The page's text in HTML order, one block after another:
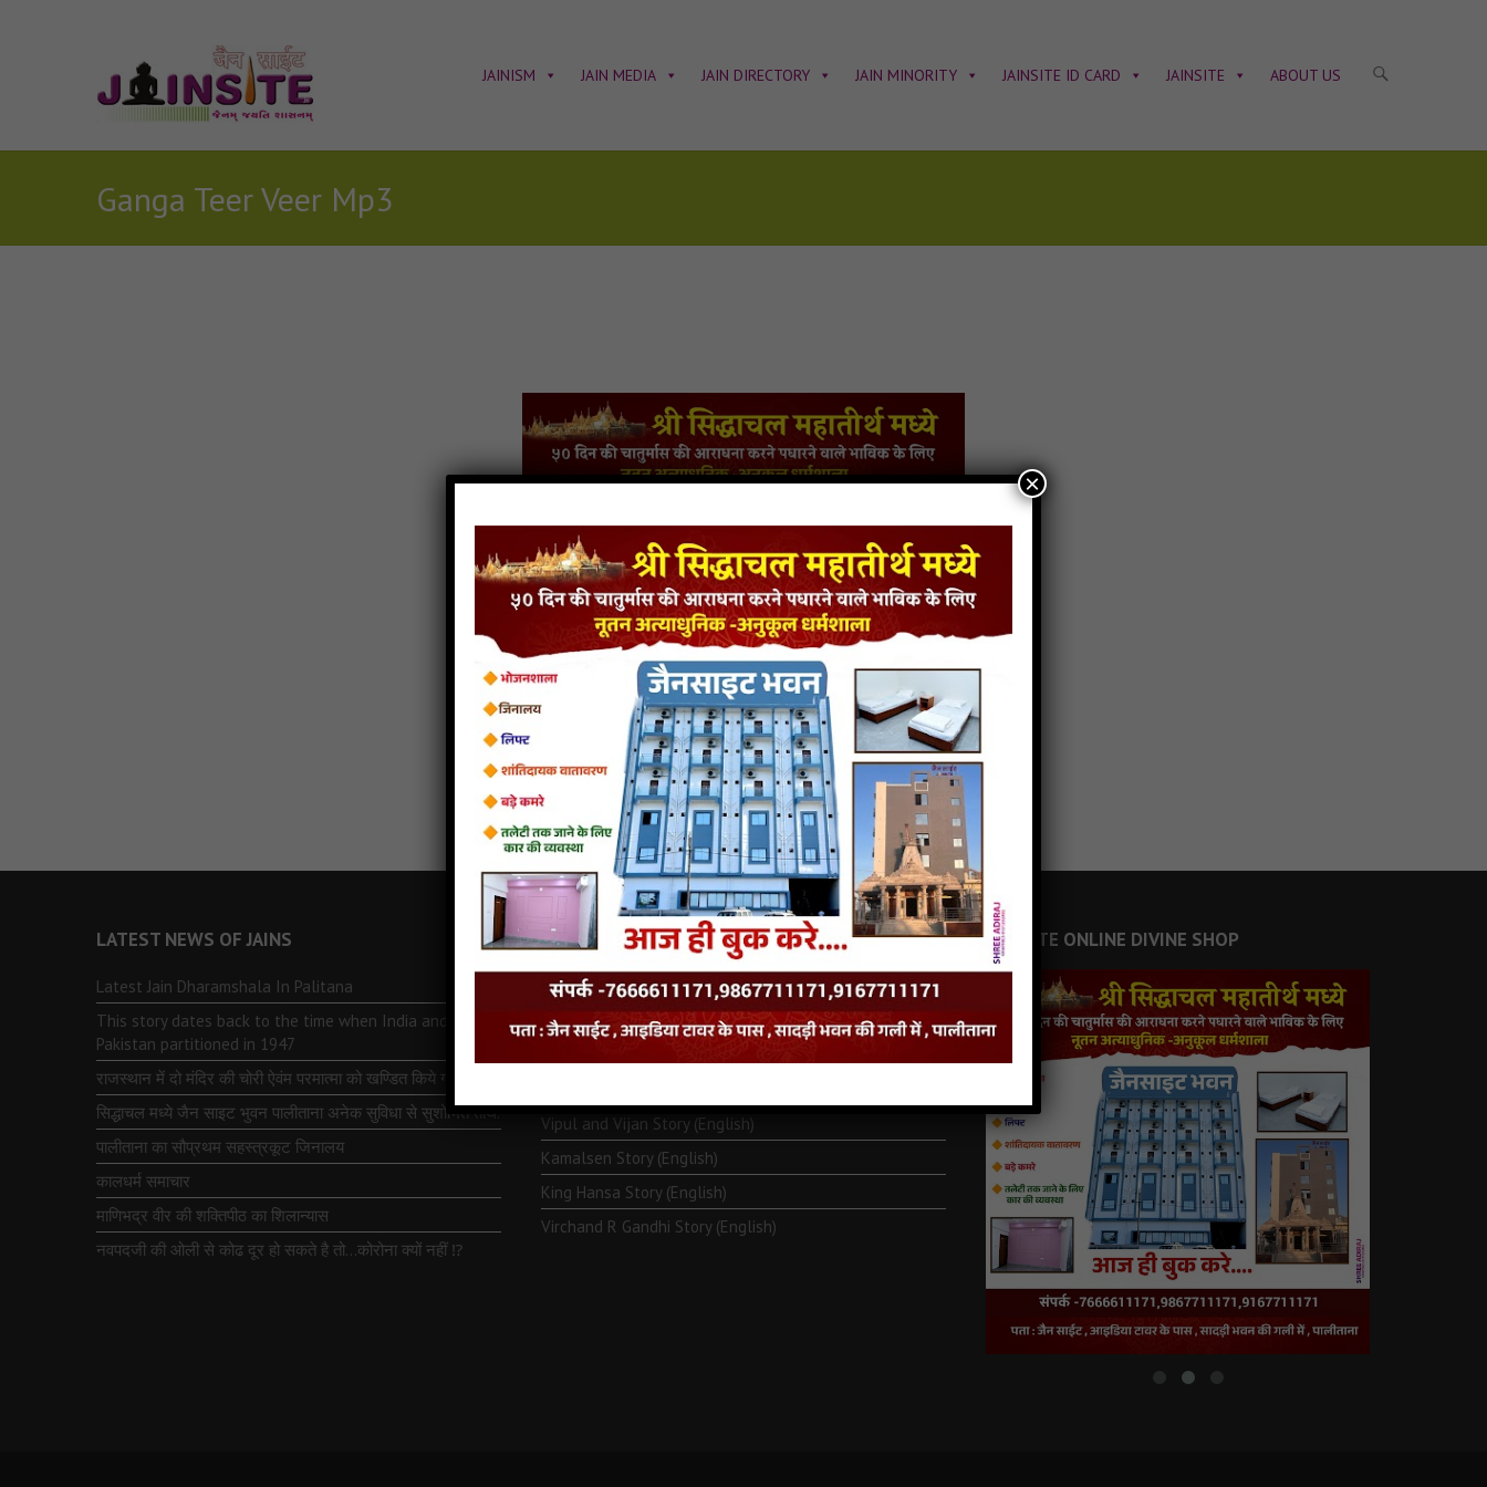
JAINISM JAIN MEDIA JAIN DIRECTORY JAIN MINORITY JAINSITE ID CARD JAINSITE ABOUT US
Ganga Teer Veer Mp3
LATEST NEWS OF JAINS
Latest Jain Dharamshala In Palitana
This story dates back to the time when India and
Pakistan partitioned in 1947
राजस्थान में दो मंदिर की चोरी ऐवंम परमात्मा को खण्डित किये गये
सिद्धाचल मध्ये जैन साइट भुवन पालीताना अनेक सुविधा से सुशोभित तीर्थ.
पालीताना का सौप्रथम सहस्त्रकूट जिनालय
कालधर्म समाचार
माणिभद्र वीर की शक्तिपीठ का शिलान्यास
नवपदजी की ओली से कोढ दूर हो सकते है तो…कोरोना क्यों नहीं ⁉️
LATEST JAINISM
The Jain Monk and his Saka saviours (English)
Monk Metarya (English)
Vipul and Vijan Story (English)
Kamalsen Story (English)
King Hansa Story (English)
Virchand R Gandhi Story (English)
JAINSITE ONLINE DIVINE SHOP
×